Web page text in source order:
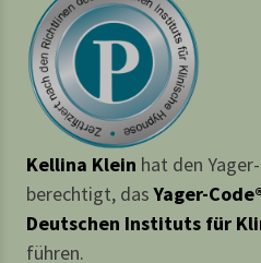
Kellina Klein hat den
berechtigt, dasYager-
Deutschen Instituts für
führen.